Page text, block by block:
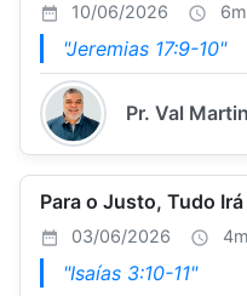
10/06/2026
"Jeremias 17:9-10"
Pr. Val
Para o Justo, Tudo Irá
03/06/2026
"Isaías 3:10-11"